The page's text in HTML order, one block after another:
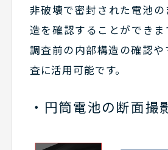
非破壊で密封された電池
造を確認することができ
調査前の内部構造の確認や
査に活用可能です。
・円筒電池の断面撮